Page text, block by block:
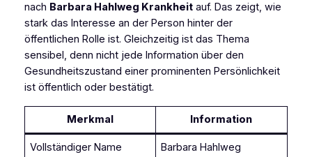
nach Barbara Hahlweg Krankheitauf. Das zeigt, wie
stark das Interesse an der Person hinter der
öffentlichen Rolle ist. Gleichzeitig ist das Thema
sensibel, denn nicht jede Information über den
Gesundheitszustand einer prominenten Persönlichkeit
ist öffentlich oder bestätigt.
Merkmal Information
Vollständiger Name Barbara Hahlweg